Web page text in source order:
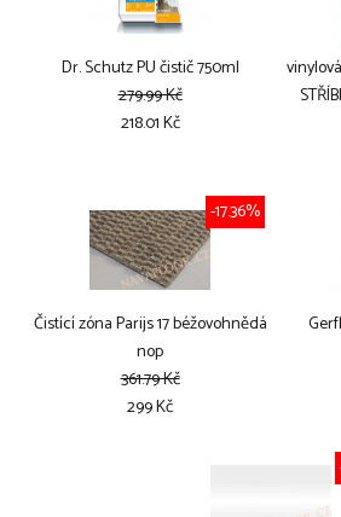
Dr. Schutz PU čistič 750ml
279.99 Kč
218.01 Kč
Čistící zóna Parijs 17 béžovohnědá
nop
-17.36%
361.79 Kč
299 Kč